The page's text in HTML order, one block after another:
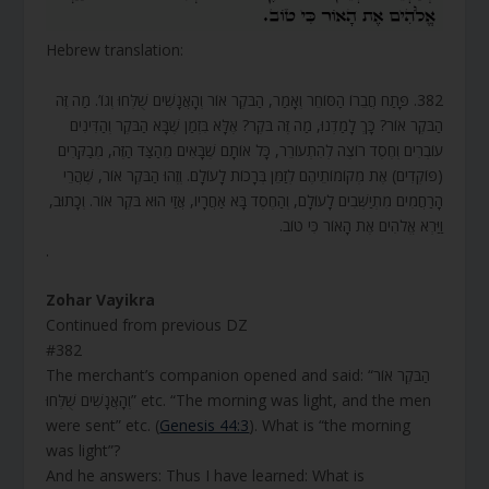
Hebrew translation:
382. פָּתַח חֲבֵרוֹ הַסּוֹחֵר וְאָמַר, הַבֹּקֶר אוֹר וְהָאֲנָשִׁים שֻׁלְּחוּ וְגוֹ’. מַה זֶּה
הַבֹּקֶר אוֹר? כָּךְ לָמַדְנוּ, מַה זֶּה בֹּקֶר? אֶלָּא בִּזְמַן שֶׁבָּא הַבֹּקֶר וְהַדִּינִים
עוֹבְרִים וְחֶסֶד רוֹצֶה לְהִתְעוֹרֵר, כָּל אוֹתָם שֶׁבָּאִים מֵהַצַּד הַזֶּה, מְבַקְּרִים
(פּוֹקְדִים) אֶת מְקוֹמוֹתֵיהֶם לְזַמֵּן בְּרָכוֹת לָעוֹלָם. וְזֶהוּ הַבֹּקֶר אוֹר, שֶׁהֲרֵי
הָרַחֲמִים מִתְיַשְּׁבִים לָעוֹלָם, וְהַחֶסֶד בָּא אַחֲרָיו, אֲזַי הוּא בֹּקֶר אוֹר. וְכָתוּב,
וַיַּרְא אֱלֹהִים אֶת הָאוֹר כִּי טוֹב.
.
Zohar Vayikra
Continued from previous DZ
#382
The merchant’s companion opened and said: “הַבֹּקֶר אוֹר
וְהָאֲנָשִׁים שֻׁלְּחוּ” etc. “The morning was light, and the men
were sent” etc. (Genesis 44:3). What is “the morning
was light”?
And he answers: Thus I have learned: What is